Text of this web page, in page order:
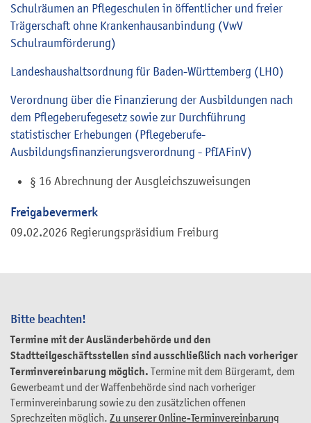
Bitte beachten!
Termine mit der Ausländerbehörde und den
Stadtteilgeschäftsstellen sind ausschließlich nach vorheriger
Terminvereinbarung möglich. Termine mit dem Bürgeramt, dem
Gewerbeamt und der Waffenbehörde sind nach vorheriger
Terminvereinbarung sowie zu den zusätzlichen offenen
Sprechzeiten möglich. Zu unserer Online-Terminvereinbarung
Schulräumen an Pflegeschulen in öffentlicher und freier
Trägerschaft ohne Krankenhausanbindung (VwV
Schulraumförderung)
Landeshaushaltsordnung für Baden-Württemberg (LHO)
Verordnung über die Finanzierung der Ausbildungen nach
dem Pflegeberufegesetz sowie zur Durchführung
statistischer Erhebungen (Pflegeberufe-
Ausbildungsfinanzierungsverordnung - PfIAFinV)
§ 16 Abrechnung der Ausgleichszuweisungen
Freigabevermerk
09.02.2026 Regierungspräsidium Freiburg